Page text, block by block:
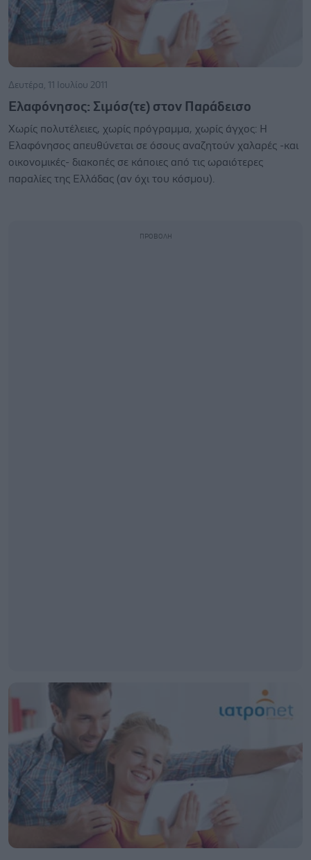
Δευτέρα, 11 Ιουλίου 2011
Ελαφόνησος: Σιμόσ(τε) στον Παράδεισο
Χωρίς πολυτέλειες, χωρίς πρόγραμμα, χωρίς άγχος: Η
Ελαφόνησος απευθύνεται σε όσους αναζητούν χαλαρές -και
οικονομικές- διακοπές σε κάποιες από τις ωραιότερες
παραλίες της Ελλάδας (αν όχι του κόσμου).